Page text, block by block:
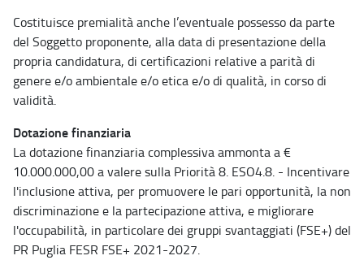
Costituisce premialità anche l’eventuale possesso da parte
del Soggetto proponente, alla data di presentazione della
propria candidatura, di certificazioni relative a parità di
genere e/o ambientale e/o etica e/o di qualità, in corso di
validità.
Dotazione finanziaria
La dotazione finanziaria complessiva ammonta a €
10.000.000,00 a valere sulla Priorità 8. ESO4.8. - Incentivare
l'inclusione attiva, per promuovere le pari opportunità, la non
discriminazione e la partecipazione attiva, e migliorare
l'occupabilità, in particolare dei gruppi svantaggiati (FSE+) del
PR Puglia FESR FSE+ 2021-2027.